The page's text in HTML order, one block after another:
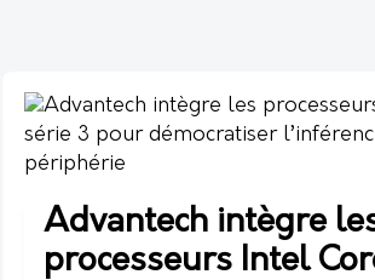
Advantech intègre
processeurs Intel